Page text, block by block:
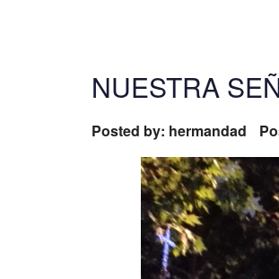
NUESTRA
Posted by: hermandad